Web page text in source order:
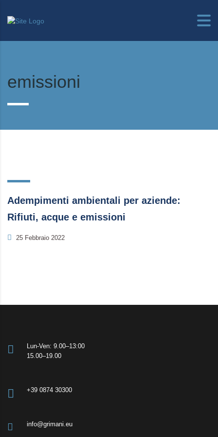
emissioni
Adempimenti ambientali per aziende:
Rifiuti, acque e emissioni
25 Febbraio 2022
Lun-Ven: 9.00–13:00
15.00–19.00
+39 0874 30300
info@grimani.eu